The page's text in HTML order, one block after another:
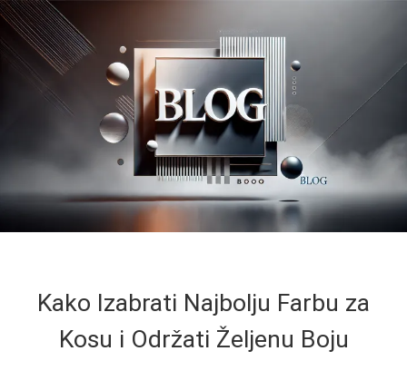
Kako Izabrati Najbolju Farbu za
Kosu i Održati Željenu Boju